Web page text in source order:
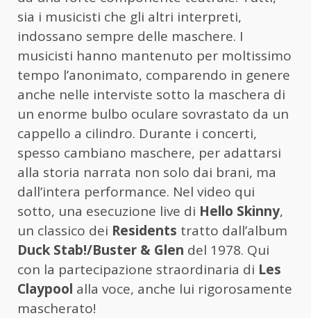
sia i musicisti che gli altri interpreti,
indossano sempre delle maschere. I
musicisti hanno mantenuto per moltissimo
tempo l’anonimato, comparendo in genere
anche nelle interviste sotto la maschera di
un enorme bulbo oculare sovrastato da un
cappello a cilindro. Durante i concerti,
spesso cambiano maschere, per adattarsi
alla storia narrata non solo dai brani, ma
dall’intera performance. Nel video qui
sotto, una esecuzione live di Hello Skinny,
un classico dei Residents tratto dall’album
Duck Stab!/Buster & Glen del 1978. Qui
con la partecipazione straordinaria di Les
Claypool alla voce, anche lui rigorosamente
mascherato!